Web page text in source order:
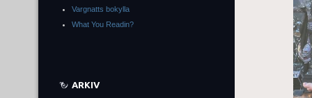
Vargnatts bokylla
What You Readin?
ARKIV